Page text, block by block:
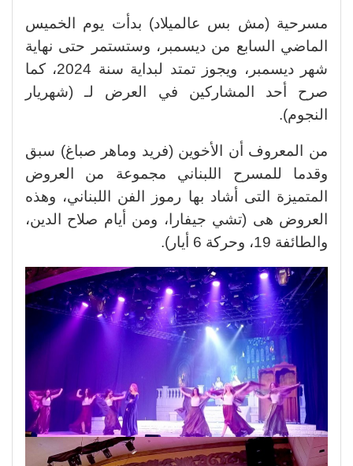
مسرحية (مش بس عالميلاد) بدأت يوم الخميس
الماضي السابع من ديسمبر، وستستمر حتى نهاية
شهر ديسمبر، ويجوز تمتد لبداية سنة 2024، كما
صرح أحد المشاركين في العرض لـ (شهريار
النجوم).
من المعروف أن الأخوين (فريد وماهر صباغ) سبق
وقدما للمسرح اللبناني مجموعة من العروض
المتميزة التى أشاد بها رموز الفن اللبناني، وهذه
العروض هى (تشي جيفارا، ومن أيام صلاح الدين،
والطائفة 19، وحركة 6 أيار).